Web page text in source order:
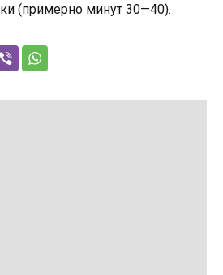
(примерно минут 30—40).